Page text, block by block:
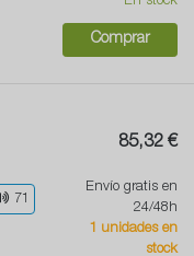
Comprar
71
85,32 €
Envío gratis en
24/48h
1 unidades en
stock